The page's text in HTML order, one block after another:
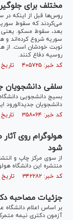
مختلف برای
روس‌ها قبل از اینکه در
می‌کردند که سقوط
بعد، سقوط مسکو. یعنی
سوریه شروع کرده‌اند و
نوبت خودشان است. از
روسیه دفاع کنند.
کد خبر: ۴۰۵۷۲۵ تاریخ انتشار : ۱۳۹۷/۰۱/۰۸
سلفی دانشجویان
بسیج دانشجویی
دانشجویان جدیدالورود
کد خبر: ۳۵۸۰۶۴ تاریخ انتشار : ۱۳۹۶/۰۷/۲۴
هولوگرام روی
شود
از سوی مرکز چاپ و
منتشره این دانشگاه
کد خبر: ۳۴۲۲۸۲ تاریخ انتشار : ۱۳۹۶/۰۶/۰۲
جزئیات مصاحبه
بر اساس اعلام دانشگاه
آزمون دکتری نیمه متمرکز سال ۹۶ این دانشگاه از ۱۰ تیر ماه